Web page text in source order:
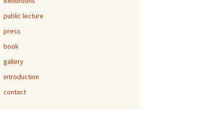
public lecture
press
book
gallery
introduction
contact